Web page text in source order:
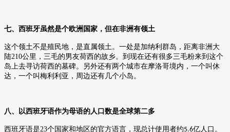
七、西班牙虽然是个欧洲国家，但在非洲有领土
这个领土不是殖民地，是直属领土。一处是加纳利群岛，距离非洲大
陆210公里，三毛的男友荷西的故乡。到现在还有很多三毛粉来到这个
岛上去寻访荷西的墓碑。另外还有两个城市在摩洛哥境内，一个叫休
达，一个叫梅利利亚，周边还有几个小岛。
八、以西班牙语作为母语的人口数是全球第二多
西班牙语是23个国家和地区的官方语言，现总计使用者约5.6亿人口。